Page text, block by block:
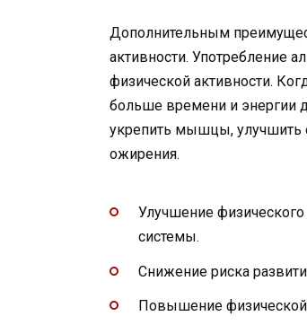
Дополнительным
активности. Употребление
физической активности.
больше времени и энергии
укрепить мышцы, улучшить
ожирения.
Улучшение
системы.
Снижение риска
Повышение